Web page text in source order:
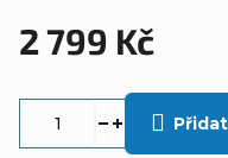
2 799 Kč